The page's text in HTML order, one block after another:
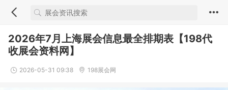
2026年7月上海展会信息最全排期表【198代
收展会资料网】
2026-05-31 09:38 198展会网